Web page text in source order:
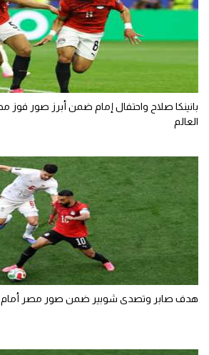
تقرير في الجول
كويز في الجول
بانينكا صلاح واحتفال إمام ضمن أبرز صور فوز
العالم
هدف صابر وتصدى شوبير ضمن صور مصر أمام